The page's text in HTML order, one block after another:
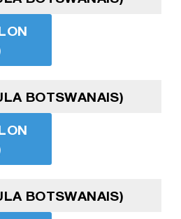
BOTSWANAIS)
BOTSWANAIS)